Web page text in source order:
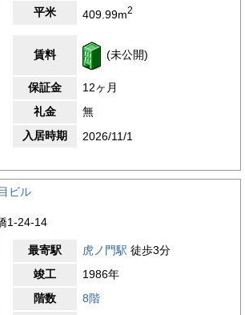
平米
409.99m2
賃料 (未公開)
保証金
12ヶ月
礼金
無
入居時期
2026/11/1
ビル
1-24-14
最寄駅 虎ノ門駅 徒歩3分
竣工
1986年
階数
8階